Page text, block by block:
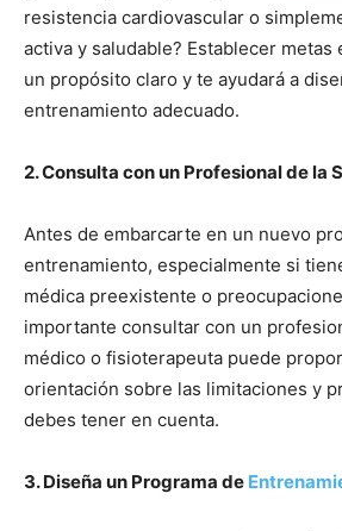
resistencia cardiovascular o
activa y saludable? Establecer metas
un propósito claro y te ayudará a
entrenamiento adecuado.
2. Consulta con un Profesional de la
Antes de embarcarte en un nuevo
entrenamiento, especialmente si
médica preexistente o
importante consultar con un
médico o fisioterapeuta puede
orientación sobre las limitaciones y
debes tener en cuenta.
3. Diseña un Programa de